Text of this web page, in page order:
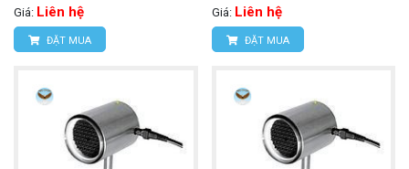
Giá: Liên hệ
ĐẶT MUA
Giá: Liên hệ
ĐẶT MUA